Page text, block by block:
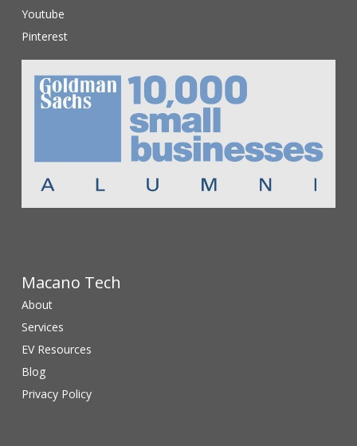
Youtube
Pinterest
Macano Tech
About
Services
EV Resources
Blog
Privacy Policy